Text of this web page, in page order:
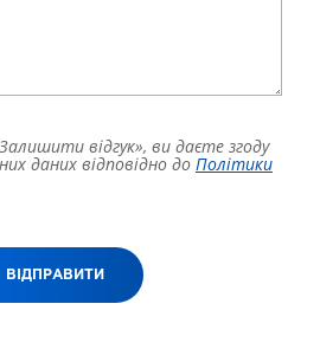
відгук», ви даєте згоду
даних відповідно до Політики
ВІДПРАВИТИ